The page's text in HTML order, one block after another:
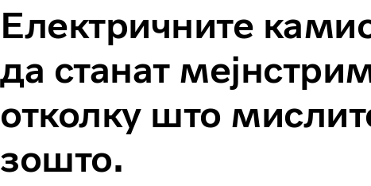
Електричните
да станат
отколку што
зошто.